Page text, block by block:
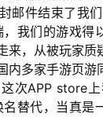
邮件结束了我
我们的游戏得
来，从被玩家质
内多家手游页游
次APP store
替代，当真是